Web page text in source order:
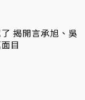
揭開言承旭、吳
目